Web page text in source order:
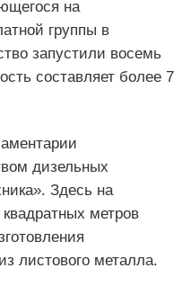
на
группы в
запустили восемь
составляет более 7
дизельных
Здесь на
метров
листового металла.